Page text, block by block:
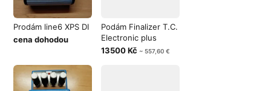
Prodám line6 XPS DI
cena dohodou
Podám Finalizer T.C.
Electronic plus
13500 Kč ~ 557,60 €